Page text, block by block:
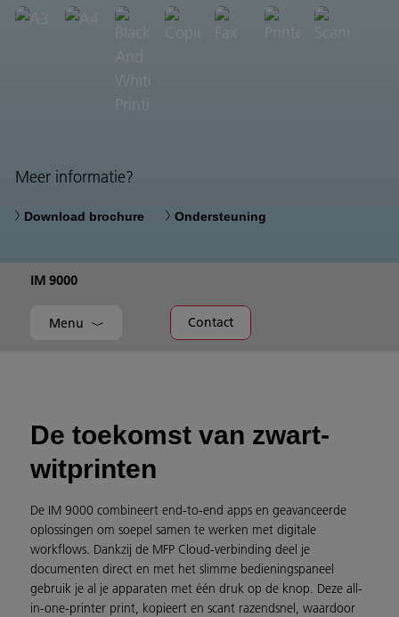
Meer informatie?
Download brochure Ondersteuning
IM 9000
Menu Contact
De toekomst van zwart-
witprinten
De IM 9000 combineert end-to-end apps en geavanceerde
oplossingen om soepel samen te werken met digitale
workflows. Dankzij de MFP Cloud-verbinding deel je
documenten direct en met het slimme bedieningspaneel
gebruik je al je apparaten met één druk op de knop. Deze all-
in-one-printer print, kopieert en scant razendsnel, waardoor